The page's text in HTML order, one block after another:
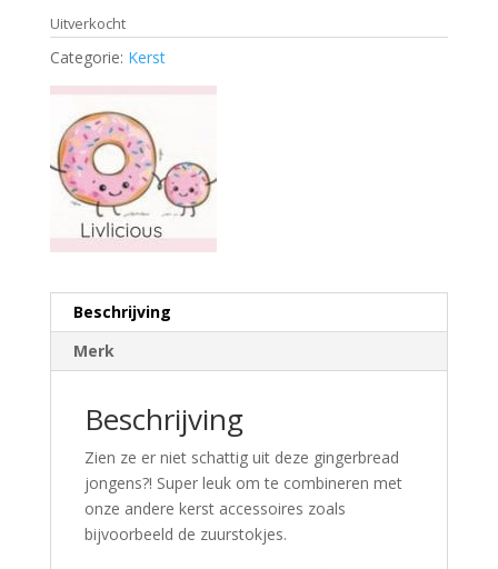
Uitverkocht
Categorie: Kerst
Beschrijving
Merk
Beschrijving
Zien ze er niet schattig uit deze gingerbread
jongens?! Super leuk om te combineren met
onze andere kerst accessoires zoals
bijvoorbeeld de zuurstokjes.